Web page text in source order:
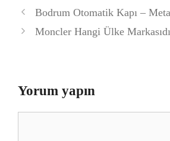
Bodrum Otomatik Kapı –
Moncler Hangi Ülke
Yorum yapın